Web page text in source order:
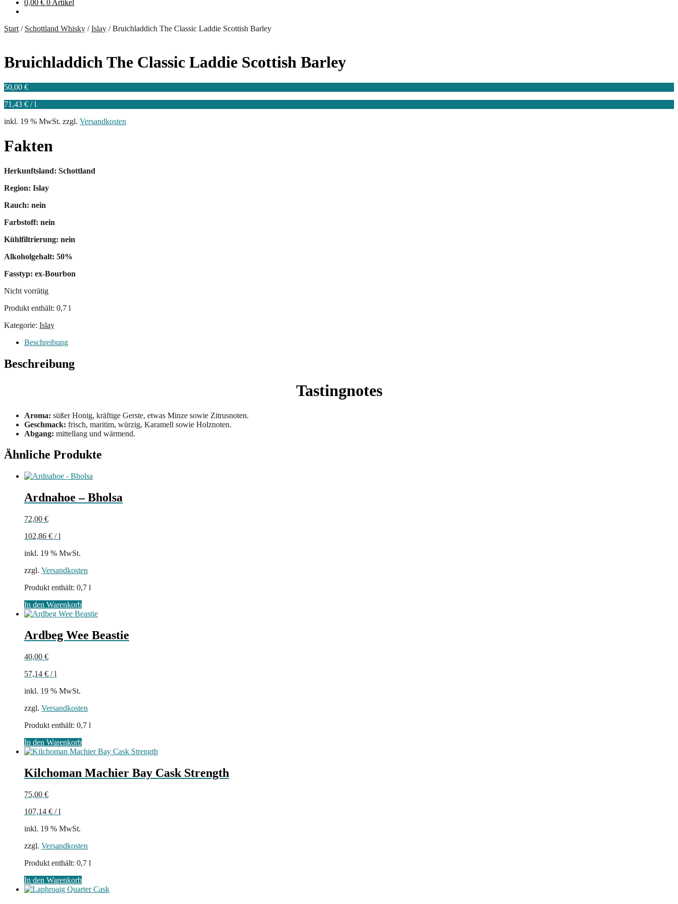
0,00 € 0 Artikel
Start / Schottland Whisky /Islay /Bruichladdich The Classic Laddie Scottish Barley
Bruichladdich The Classic Laddie Scottish Barley
50,00 €
71,43 € /l
inkl. 19 % MwSt. zzgl. Versandkosten
Fakten
Herkunftsland: Schottland
Region: Islay
Rauch: nein
Farbstoff: nein
Kühlfiltrierung: nein
Alkoholgehalt: 50%
Fasstyp: ex-Bourbon
Nicht vorrätig
Produkt enthält: 0,7 l
Kategorie: Islay
Beschreibung
Beschreibung
Tastingnotes
Aroma: süßer Honig, kräftige Gerste, etwas Minze sowie Zitrusnoten.
Geschmack: frisch, maritim, würzig, Karamell sowie Holznoten.
Abgang: mittellang und wärmend.
Ähnliche Produkte
Ardnahoe – Bholsa
72,00 €
102,86 € /l
inkl. 19 % MwSt.
zzgl. Versandkosten
Produkt enthält: 0,7 l
In den Warenkorb
Ardbeg Wee Beastie
40,00 €
57,14 € /l
inkl. 19 % MwSt.
zzgl. Versandkosten
Produkt enthält: 0,7 l
In den Warenkorb
Kilchoman Machier Bay Cask Strength
75,00 €
107,14 € /l
inkl. 19 % MwSt.
zzgl. Versandkosten
Produkt enthält: 0,7 l
In den Warenkorb